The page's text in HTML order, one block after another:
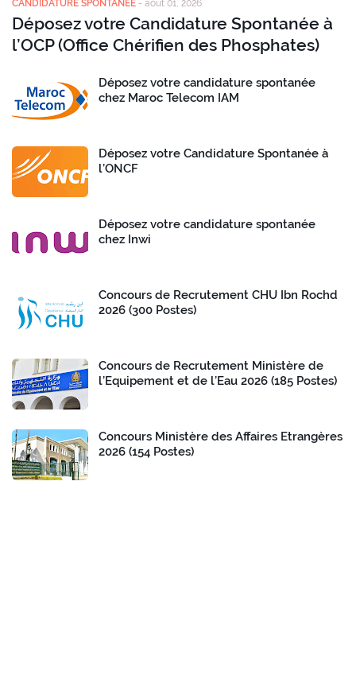
CANDIDATURE SPONTANEE - août 01, 2026
Déposez votre Candidature Spontanée à
l’OCP (Office Chérifien des Phosphates)
Déposez votre candidature spontanée
chez Maroc Telecom IAM
Déposez votre Candidature Spontanée à
l’ONCF
Déposez votre candidature spontanée
chez Inwi
Concours de Recrutement CHU Ibn Rochd
2026 (300 Postes)
Concours de Recrutement Ministère de
l’Equipement et de l’Eau 2026 (185 Postes)
Concours Ministère des Affaires Etrangères
2026 (154 Postes)